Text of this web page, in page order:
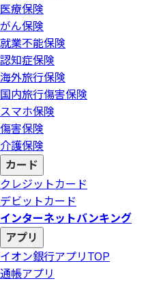
医療保険
がん保険
就業不能保険
認知症保険
海外旅行保険
国内旅行傷害保険
スマホ保険
傷害保険
介護保険
カード
クレジットカード
デビットカード
インターネットバンキング
アプリ
イオン銀行アプリ TOP
通帳アプリ